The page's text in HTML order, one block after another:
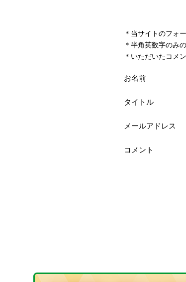
＊当サイトのフォ
＊半角英数字のみ
＊いただいたコメ
お名前
タイトル
メールアドレス
コメント